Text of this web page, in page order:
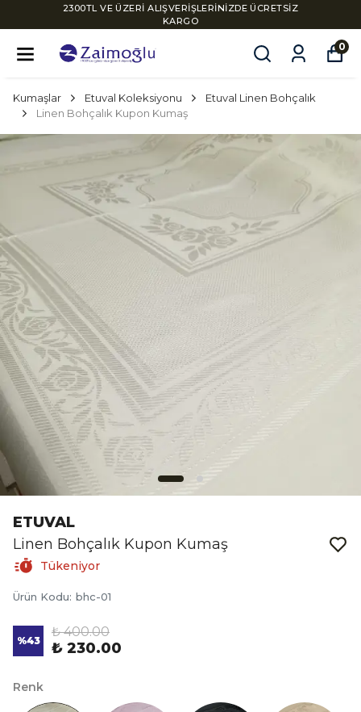
2300TL VE ÜZERİ ALIŞVERİŞLERİNİZDE ÜCRETSİZ
KARGO
0
Kumaşlar Etuval Koleksiyonu
Etuval Linen Bohçalık
Linen Bohçalık Kupon Kumaş
ETUVAL
Linen Bohçalık Kupon Kumaş
Tükeniyor
Ürün Kodu: bhc-01
%43
₺ 400.00
₺ 230.00
Renk